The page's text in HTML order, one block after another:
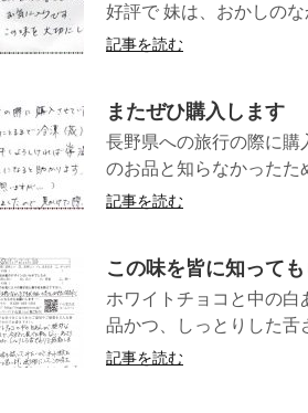
好評で 妹は、おかしの
記事を読む
またぜひ購入します
長野県への旅行の際に購
のお品と知らなかったた
記事を読む
この味を皆に知って
ホワイトチョコと中の
品かつ、しっとりした舌
記事を読む